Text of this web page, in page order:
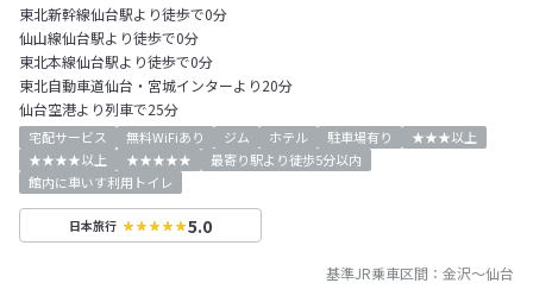
東北新幹線仙台駅より徒歩で0分
仙山線仙台駅より徒歩で0分
東北本線仙台駅より徒歩で0分
東北自動車道仙台・宮城インターより20分
仙台空港より列車で25分
宅配サービス 無料WiFiあり ジム ホテル 駐車場有り
★★★以上
★★★★以上
★★★★★
最寄り駅より徒歩5分以内
館内に車いす利用トイレ
日本旅行 5.0
基準JR乗車区間： 金沢～仙台